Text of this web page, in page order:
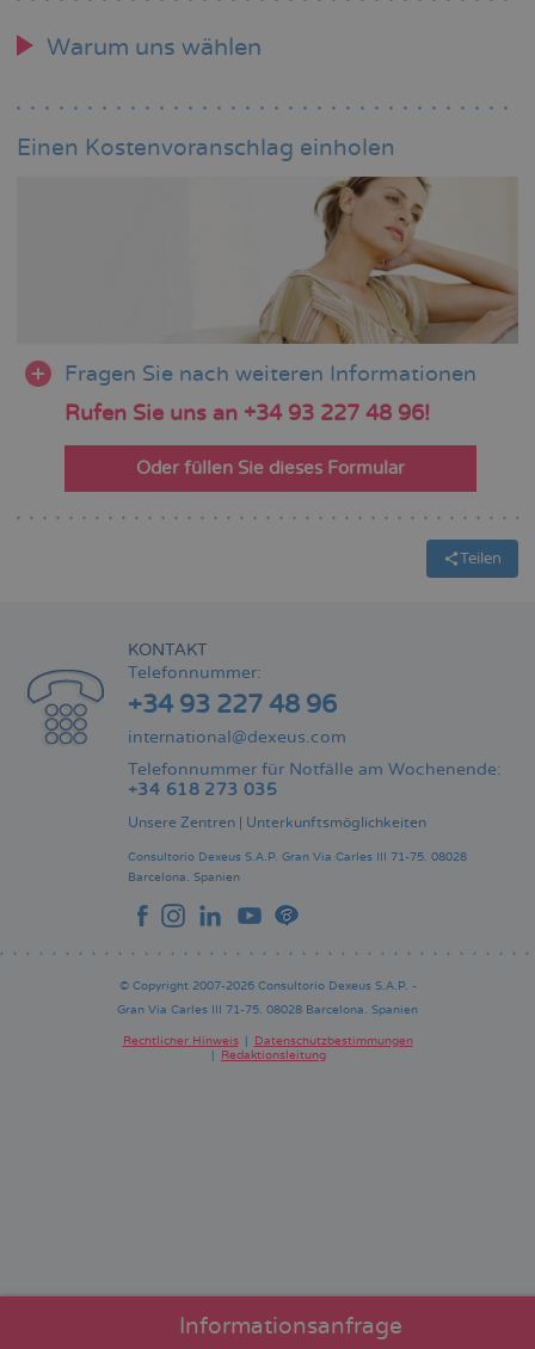
Warum uns wählen
Einen Kostenvoranschlag einholen
Fragen Sie nach weiteren Informationen
Rufen Sie uns an +34 93 227 48 96!
Oder füllen Sie dieses Formular
Informationsanfrage
Teilen
KONTAKT
Telefonnummer:
+34 93 227 48 96
international@dexeus.com
Telefonnummer für Notfälle am Wochenende:
+34 618 273 035
Unsere Zentren | Unterkunftsmöglichkeiten
Consultorio Dexeus S.A.P. Gran Via Carles III 71-75. 08028
Barcelona. Spanien
© Copyright 2007-2026 Consultorio Dexeus S.A.P. -
Gran Via Carles III 71-75. 08028 Barcelona. Spanien
Rechtlicher Hinweis
Datenschutzbestimmungen
Redaktionsleitung